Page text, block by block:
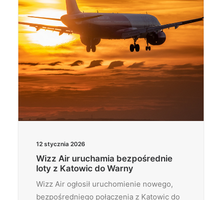
12 stycznia 2026
Wizz Air uruchamia bezpośrednie
loty z Katowic do Warny
Wizz Air ogłosił uruchomienie nowego,
bezpośredniego połączenia z Katowic do